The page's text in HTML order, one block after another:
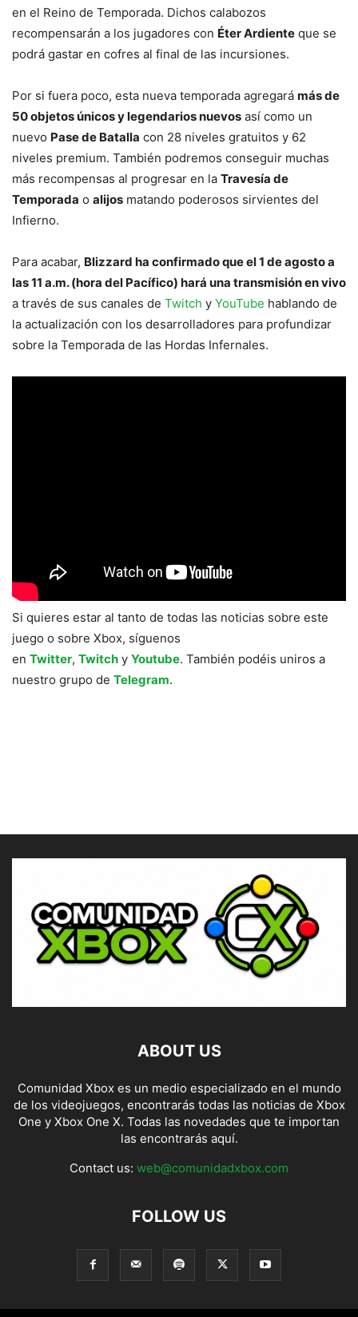
en el Reino de Temporada. Dichos calabozos
recompensarán a los jugadores con Éter Ardiente que se
podrá gastar en cofres al final de las incursiones.
Por si fuera poco, esta nueva temporada agregará más de
50 objetos únicos y legendarios nuevos así como un
nuevo Pase de Batalla con 28 niveles gratuitos y 62
niveles premium. También podremos conseguir muchas
más recompensas al progresar en la Travesía de
Temporada o alijos matando poderosos sirvientes del
Infierno.
Para acabar, Blizzard ha confirmado que el 1 de agosto a
las 11 a.m. (hora del Pacífico) hará una transmisión en vivo
a través de sus canales de Twitch y YouTube hablando de
la actualización con los desarrolladores para profundizar
sobre la Temporada de las Hordas Infernales.
Si quieres estar al tanto de todas las noticias sobre este
juego o sobre Xbox, síguenos
en Twitter, Twitch y Youtube. También podéis uniros a
nuestro grupo de Telegram.
ABOUT US
Comunidad Xbox es un medio especializado en el mundo
de los videojuegos, encontrarás todas las noticias de Xbox
One y Xbox One X. Todas las novedades que te importan
las encontrarás aquí.
Contact us: web@comunidadxbox.com
FOLLOW US